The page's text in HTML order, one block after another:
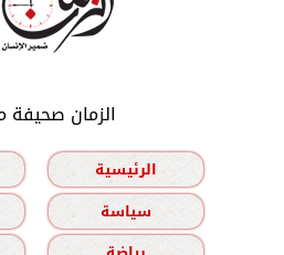
الزمان صحيفة
الرئيسية
سياسة